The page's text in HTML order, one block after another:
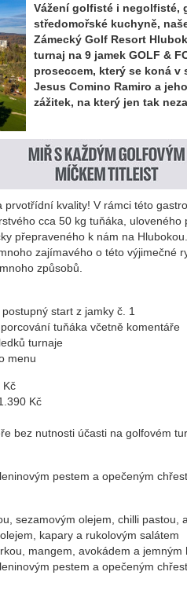
Vážení golfisté i negolfisté,
středomořské kuchyně,
Zámecký Golf Resort
turnaj na 9 jamek GOLF &
proseccem, který se koná v
Jesus Comino Ramiro a
zážitek, na který jen tak
prvotřídní kvality! V rámci této
cca 50 kg tuňáka,
přepraveného k nám na
zajímavého o této výjimečné
způsobů.
start z jamky č. 1
tuňáka včetně komentáře
turnaje
menu
Kč
Kč
bez nutnosti účasti na golfovém
pestem a opečeným
sezamovým olejem, chilli pastou,
kapary a rukolovým salátem
mangem, avokádem a jemným
pestem a opečeným